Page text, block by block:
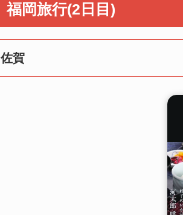
福岡旅行(2日目)
佐賀